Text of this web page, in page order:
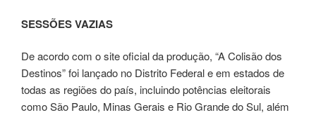
SESSÕES VAZIAS
De acordo com o site oficial da produção, “A Colisão dos
Destinos” foi lançado no Distrito Federal e em estados de
todas as regiões do país, incluindo potências eleitorais
como São Paulo, Minas Gerais e Rio Grande do Sul, além